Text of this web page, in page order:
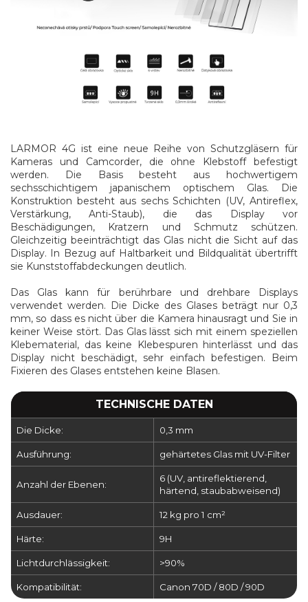
LARMOR 4G ist eine neue Reihe von Schutzgläsern für
Kameras und Camcorder, die ohne Klebstoff befestigt
werden. Die Basis besteht aus hochwertigem
sechsschichtigem japanischem optischem Glas. Die
Konstruktion besteht aus sechs Schichten (UV, Antireflex,
Verstärkung, Anti-Staub), die das Display vor
Beschädigungen, Kratzern und Schmutz schützen.
Gleichzeitig beeinträchtigt das Glas nicht die Sicht auf das
Display. In Bezug auf Haltbarkeit und Bildqualität übertrifft
sie Kunststoffabdeckungen deutlich.
Das Glas kann für berührbare und drehbare Displays
verwendet werden. Die Dicke des Glases beträgt nur 0,3
mm, so dass es nicht über die Kamera hinausragt und Sie in
keiner Weise stört. Das Glas lässt sich mit einem speziellen
Klebematerial, das keine Klebespuren hinterlässt und das
Display nicht beschädigt, sehr einfach befestigen. Beim
Fixieren des Glases entstehen keine Blasen.
TECHNISCHE DATEN
Die Dicke: 0,3 mm
Ausführung: gehärtetes Glas mit UV-Filter
Anzahl der Ebenen:
6 (UV, antireflektierend,
härtend, staubabweisend)
Ausdauer: 12 kg pro 1 cm²
Härte: 9H
Lichtdurchlässigkeit: >90%
Kompatibilität: Canon 70D / 80D / 90D